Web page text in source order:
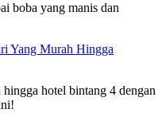
boba yang manis dan
Yang Murah Hingga
hotel bintang 4 dengan